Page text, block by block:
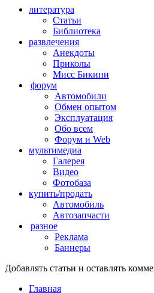
литература
Статьи
Библиотека
развлечения
Анекдоты
Приколы
Мисс Бикини
форум
Автомобили
Обмен опытом
Эксплуатация
Обо всем
Форум и Web
мультимедиа
Галерея
Видео
Фотобаза
купить/продать
Автомобиль
Автозапчасти
разное
Реклама
Баннеры
Добавлять статьи и оставлять
Главная